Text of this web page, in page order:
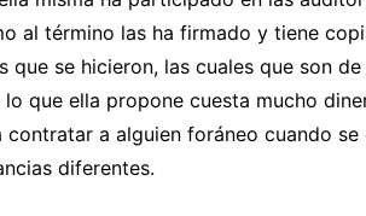
al término las ha firmado y tiene
que se hicieron, las cuales que son
que ella propone cuesta mucho
a alguien foráneo cuando se
diferentes.